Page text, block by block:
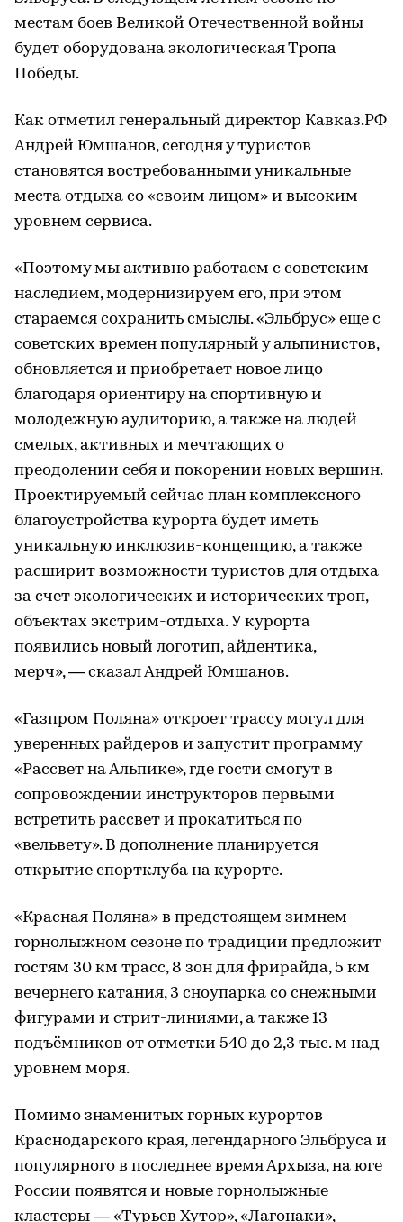
местам боев Великой Отечественной войны
будет оборудована экологическая Тропа
Победы.
Как отметил генеральный директор Кавказ.РФ
Андрей Юмшанов, сегодня у туристов
становятся востребованными уникальные
места отдыха со «своим лицом» и высоким
уровнем сервиса.
«Поэтому мы активно работаем с советским
наследием, модернизируем его, при этом
стараемся сохранить смыслы. «Эльбрус» еще с
советских времен популярный у альпинистов,
обновляется и приобретает новое лицо
благодаря ориентиру на спортивную и
молодежную аудиторию, а также на людей
смелых, активных и мечтающих о
преодолении себя и покорении новых вершин.
Проектируемый сейчас план комплексного
благоустройства курорта будет иметь
уникальную инклюзив-концепцию, а также
расширит возможности туристов для отдыха
за счет экологических и исторических троп,
объектах экстрим-отдыха. У курорта
появились новый логотип, айдентика,
мерч», — сказал Андрей Юмшанов.
«Газпром Поляна» откроет трассу могул для
уверенных райдеров и запустит программу
«Рассвет на Альпике», где гости смогут в
сопровождении инструкторов первыми
встретить рассвет и прокатиться по
«вельвету». В дополнение планируется
открытие спортклуба на курорте.
«Красная Поляна» в предстоящем зимнем
горнолыжном сезоне по традиции предложит
гостям 30 км трасс, 8 зон для фрирайда, 5 км
вечернего катания, 3 сноупарка со снежными
фигурами и стрит-линиями, а также 13
подъёмников от отметки 540 до 2,3 тыс. м над
уровнем моря.
Помимо знаменитых горных курортов
Краснодарского края, легендарного Эльбруса и
популярного в последнее время Архыза, на юге
России появятся и новые горнолыжные
кластеры — «Турьев Хутор», «Лагонаки»,